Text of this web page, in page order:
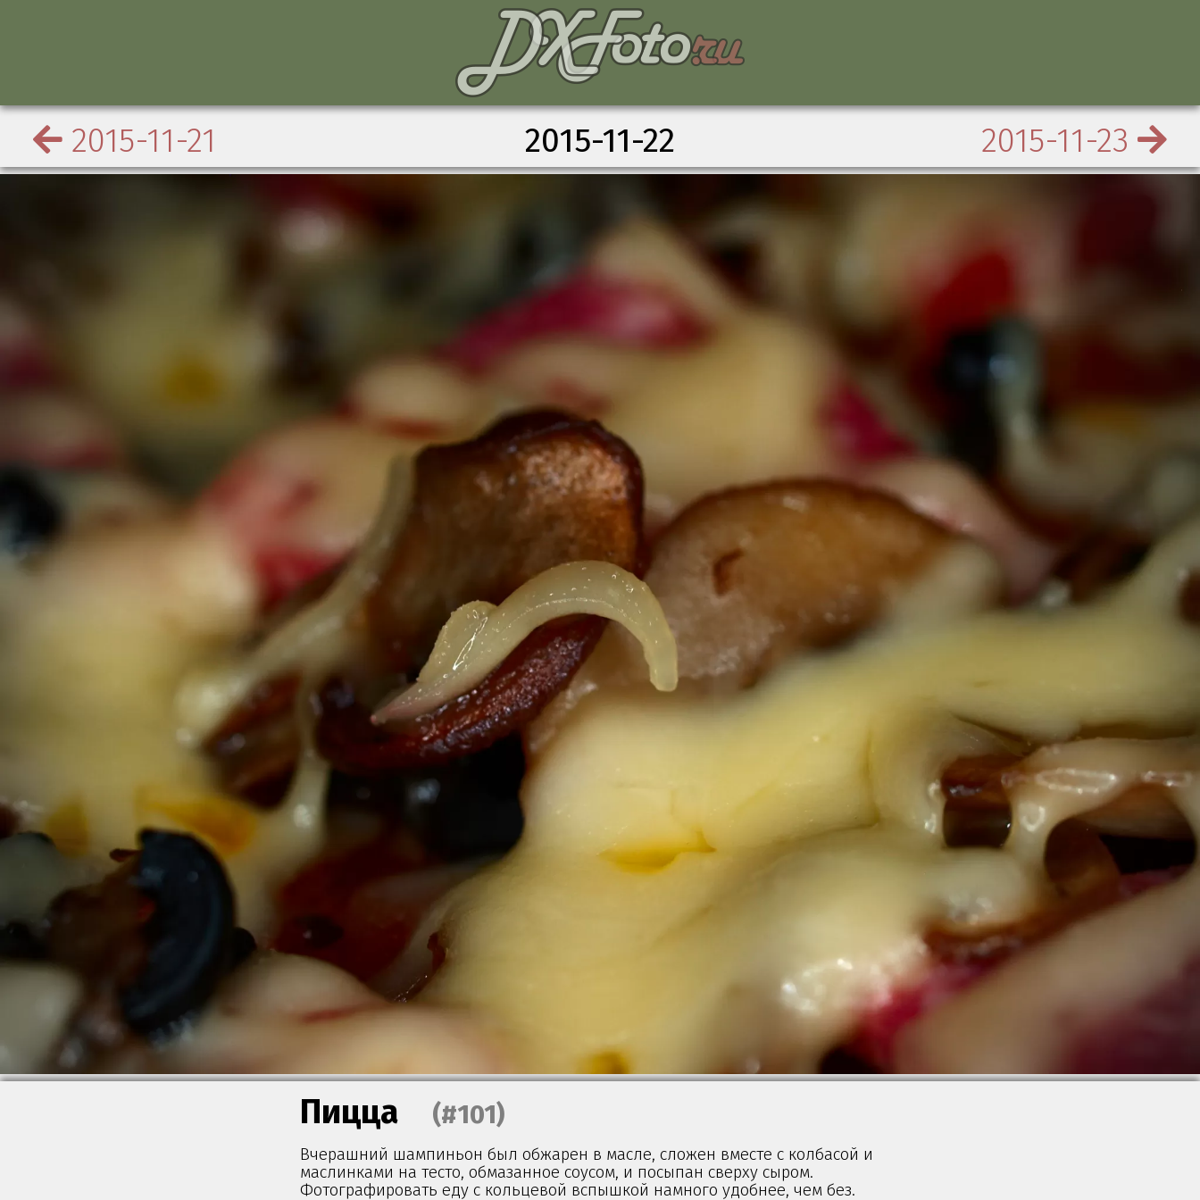
2015-11-21 2015-11-22 2015-11-23
Пицца (#101)
Вчерашний шампиньон был обжарен в масле, сложен вместе с колбасой и
маслинками на тесто, обмазанное соусом, и посыпан сверху сыром.
Фотографировать еду с кольцевой вспышкой намного удобнее, чем без.